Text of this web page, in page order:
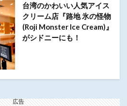
台湾のかわいい人気アイス
クリーム店『路地 氷の怪物
(Roji Monster Ice Cream)』
がシドニーにも！
広告